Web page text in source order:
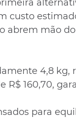
custo
abrem mão
4,8 kg,
R$ 160,70,
para